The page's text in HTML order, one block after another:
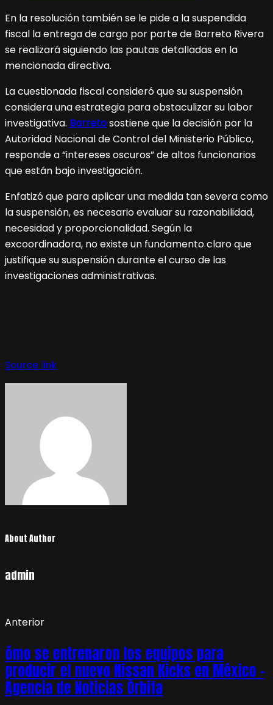
En la resolución también se le pide a la suspendida
fiscal la entrega de cargo por parte de Barreto Rivera
se realizará siguiendo las pautas detalladas en la
mencionada directiva.
La cuestionada fiscal consideró que su suspensión
considera una estrategia para obstaculizar su labor
investigativa. Barretosostiene que la decisión por la
Autoridad Nacional de Control del Ministerio Público,
responde a “intereses oscuros” de altos funcionarios
que están bajo investigación.
Enfatizó que para aplicar una medida tan severa como
la suspensión, es necesario evaluar su razonabilidad,
necesidad y proporcionalidad. Según la
excoordinadora, no existe un fundamento claro que
justifique su suspensión durante el curso de las
investigaciones administrativas.
Source link
About Author
admin
Anterior
ómo se entrenaron los equipos para
producir el nuevo Nissan Kicks en México –
Agencia de Noticias Órbita